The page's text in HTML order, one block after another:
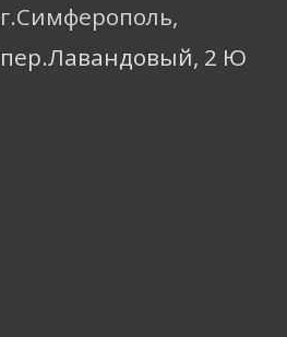
г.Симферополь,
пер.Лавандовый, 2 Ю